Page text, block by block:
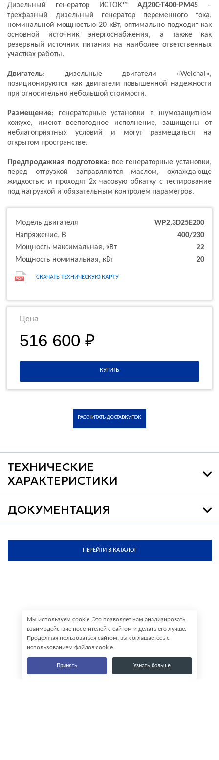
Дизельный генератор ИСТОК™ АД20С-Т400-РМ45 –
трехфазный дизельный генератор переменного тока,
номинальной мощностью 20 кВт, оптимально подходит как
основной источник энергоснабжения, а также как
резервный источник питания на наиболее ответственных
участках работы.
Двигатель: дизельные двигатели «Weichai»,
позиционируются как двигатели повышенной надежности
при относительно небольшой стоимости.
Размещение: генераторные установки в шумозащитном
кожухе, имеют всепогодное исполнение, защищены от
неблагоприятных условий и могут размещаться на
открытом пространстве.
Предпродажная подготовка: все генераторные установки,
перед отгрузкой заправляются маслом, охлаждающе
жидкостью и проходят 2х часовую обкатку с тестирование
под нагрузкой и обязательным контролем параметров.
Модель двигателя
WP2.3D25E200
Напряжение, В
400/230
Мощность максимальная, кВт
22
Мощность номинальная, кВт
20
СКАЧАТЬ ТЕХНИЧЕСКУЮ КАРТУ
Цена
516 600 ₽
КУПИТЬ
РАССЧИТАТЬ ДОСТАВКУ ПЭК
ТЕХНИЧЕСКИЕ
ХАРАКТЕРИСТИКИ
ДОКУМЕНТАЦИЯ
ПЕРЕЙТИ В КАТАЛОГ
Мы используем cookie. Это позволяет нам анализировать
взаимодействие посетителей с сайтом и делать его лучше.
Продолжая пользоваться сайтом, вы соглашаетесь с
использованием файлов cookie.
Принять Узнать больше